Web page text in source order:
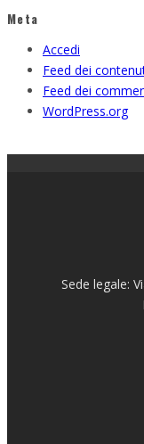
Meta
Accedi
Feed dei
Feed dei
WordPress.org
Sede legale: